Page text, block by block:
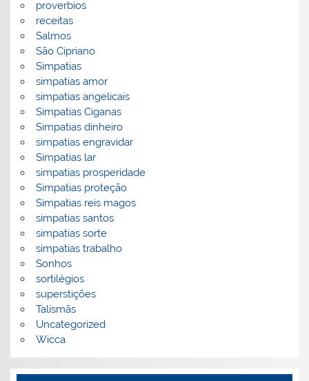
proverbios
receitas
Salmos
São Cipriano
Simpatias
simpatias amor
simpatias angelicais
Simpatias Ciganas
Simpatias dinheiro
simpatias engravidar
Simpatias lar
simpatias prosperidade
Simpatias proteção
Simpatias reis magos
simpatias santos
simpatias sorte
simpatias trabalho
Sonhos
sortilégios
superstições
Talismãs
Uncategorized
Wicca